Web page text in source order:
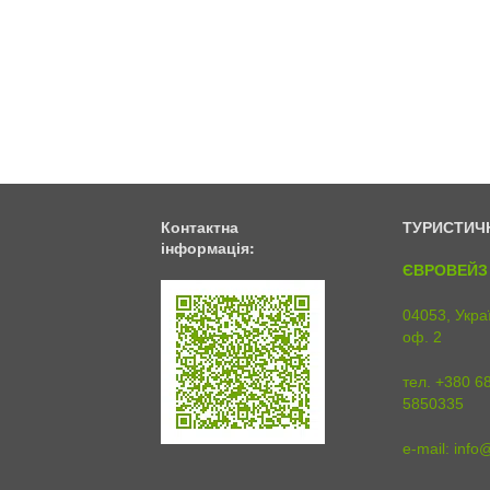
Контактна
інформація:
ЄВРОВЕЙЗ
04053,
оф. 2
тел. +380
5850335
e-mail: